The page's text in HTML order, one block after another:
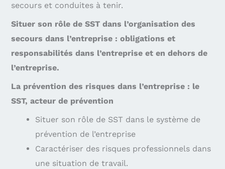
secours et conduites à tenir.
Situer son rôle de SST dans l’organisation des
secours dans l’entreprise : obligations et
responsabilités dans l’entreprise et en dehors de
l’entreprise.
La prévention des risques dans l’entreprise : le
SST, acteur de prévention
Situer son rôle de SST dans le système de
prévention de l’entreprise
Caractériser des risques professionnels dans
une situation de travail.